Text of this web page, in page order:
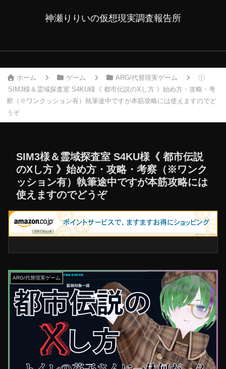
神瀬りりいの仮想現実調査報告所
ホーム ゲーム
ARG/代替現実ゲーム
SIM3様＆霊域探査室 S4KU様《 都市伝説のXし方 》始め方・攻略・考
察（※ワンクッション有）執筆途中ですが本筋攻略には使えますのでど
うぞ
SIM3様＆霊域探査室 S4KU様《 都市伝説
のXし方 》始め方・攻略・考察（※ワンク
ッション有）執筆途中ですが本筋攻略には
使えますのでどうぞ
ARG/代替現実ゲーム